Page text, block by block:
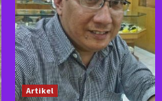
Artikel